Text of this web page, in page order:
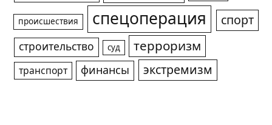
происшествия спецоперация спорт
строительство суд терроризм
транспорт финансы экстремизм